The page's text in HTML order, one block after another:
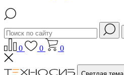
0 0 0